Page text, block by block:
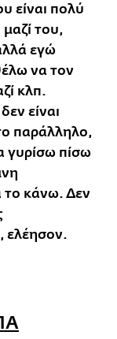
είναι πολύ
του,
εγώ
να τον
κλπ.
είναι
παράλληλο,
γυρίσω πίσω
κάνω. Δεν
ελέησον.